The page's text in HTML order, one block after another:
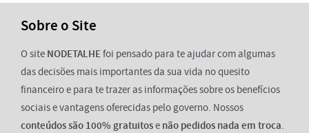
Sobre o Site
O site NODETALHEfoi pensado para te ajudar com algumas
das decisões mais importantes da sua vida no quesito
financeiro e para te trazer as informações sobre os benefícios
sociais e vantagens oferecidas pelo governo. Nossos
conteúdos são 100% gratuitose não pedidos nada em troca.